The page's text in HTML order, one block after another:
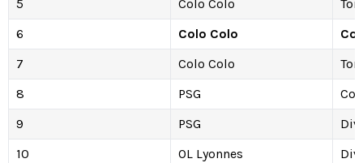
5
Colo Colo
6
Colo Colo
7
Colo Colo
8
PSG
9
PSG
10
OL Lyonnes